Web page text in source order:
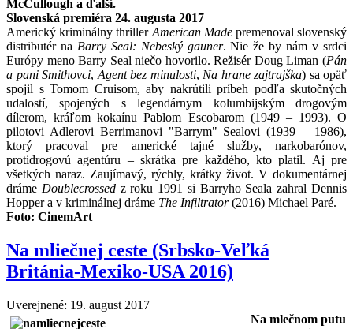
McCullough a ďalší.
Slovenská premiéra 24. augusta 2017
Americký kriminálny thriller American Madepremenoval slovenský
distributér na Barry Seal: Nebeský gauner. Nie že by nám v srdci
Európy meno Barry Seal niečo hovorilo. Režisér Doug Liman (Pán
a pani Smithovci, Agent bez minulosti, Na hrane zajtrajška) sa opäť
spojil s Tomom Cruisom, aby nakrútili príbeh podľa skutočných
udalostí, spojených s legendárnym kolumbijským drogovým
dílerom, kráľom kokaínu Pablom Escobarom (1949 – 1993). O
pilotovi Adlerovi Berrimanovi "Barrym" Sealovi (1939 – 1986),
ktorý pracoval pre americké tajné služby, narkobarónov,
protidrogovú agentúru – skrátka pre každého, kto platil. Aj pre
všetkých naraz. Zaujímavý, rýchly, krátky život. V dokumentárnej
dráme Doublecrossedz roku 1991 si Barryho Seala zahral Dennis
Hopper a v kriminálnej dráme The Infiltrator(2016) Michael Paré.
Foto: CinemArt
Na mliečnej ceste (Srbsko-Veľká
Británia-Mexiko-USA 2016)
Uverejnené: 19. august 2017
Na mlečnom putu